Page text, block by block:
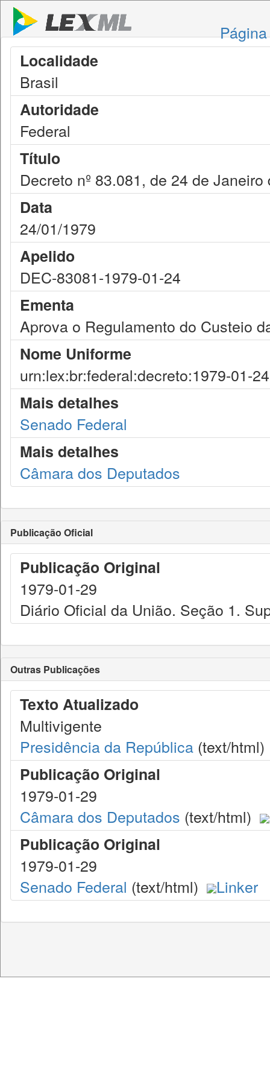
Localidade
Brasil
Autoridade
Federal
Título
Decreto nº 83.081, de 24 de Janeiro
Data
24/01/1979
Apelido
DEC-83081-1979-01-24
Ementa
Aprova o Regulamento do Custeio
Nome Uniforme
urn:lex:br:federal:decreto:1979-01-
Mais detalhes
Senado Federal
Mais detalhes
Câmara dos Deputados
Publicação Oficial
Publicação Original
1979-01-29
Diário Oficial da União. Seção 1.
Outras Publicações
Texto Atualizado
Multivigente
Presidência da República (text/html)
Publicação Original
1979-01-29
Câmara dos Deputados (text/html)
Publicação Original
1979-01-29
Senado Federal (text/html) Linker